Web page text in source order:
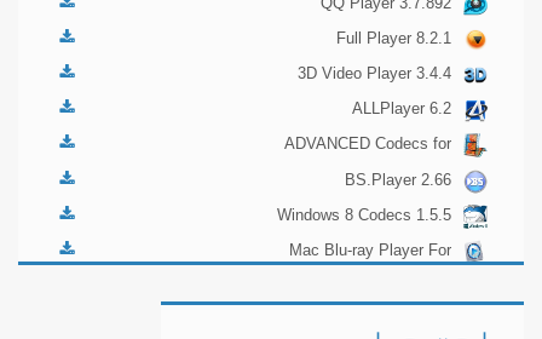
Full Player 8.2.1
3D Video Player 3.4.4
ALLPlayer 6.2
ADVANCED Codecs for
Windows 7 and 8 7.4.1
BS.Player 2.66
Windows 8 Codecs 1.5.5
Mac Blu-ray Player For